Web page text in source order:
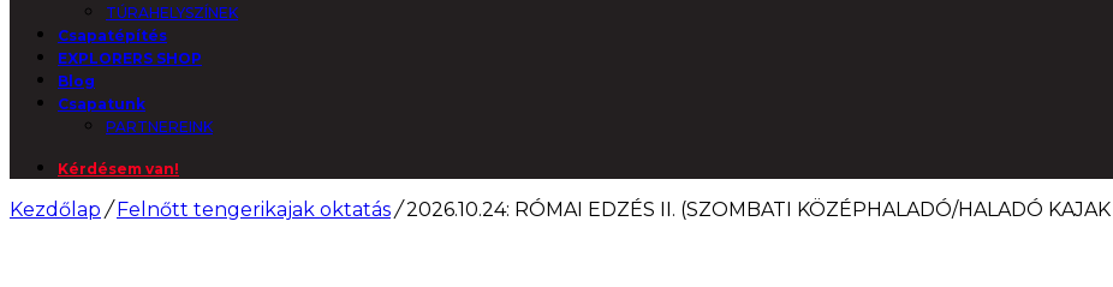
TÚRAHELYSZÍNEK
Csapatépítés
EXPLORERS SHOP
Blog
Csapatunk
PARTNEREINK
Kérdésem van!
Kezdőlap / Felnőtt tengerikajak oktatás /2026.10.24: RÓMAI EDZÉS II. (SZOMBATI KÖZÉPHALADÓ/HALADÓ KAJAK